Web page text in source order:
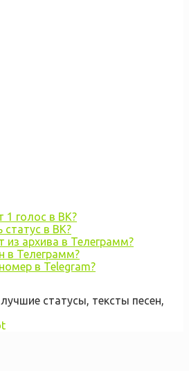
1 голос в ВК?
статус в ВК?
из архива в Телеграмм?
в Телеграмм?
в Telegram?
статусы, тексты песен,